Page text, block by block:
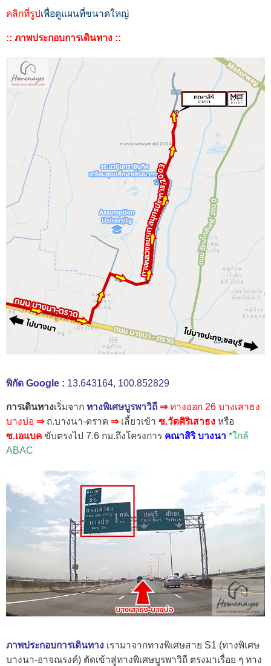
คลิกที่รูปเพื่อดูแผนที่ขนาดใหญ่
:: ภาพประกอบการเดินทาง ::
พิกัด Google : 13.643164, 100.852829
การเดินทางเริ่มจาก ทางพิเศษบูรพาวิถี ⇒ทางออก 26 บางเสาธง
บางบ่อ ⇒ ถ.บางนา-ตราด ⇒ เลี้ยวเข้า ซ.วัดศิริเสาธง หรือ
ซ.เอแบค ขับตรงไป 7.6 กม.ถึงโครงการ คณาสิริ บางนา *ใกล้
ABAC
ภาพประกอบการเดินทาง เรามาจากทางพิเศษสาย S1 (ทางพิเศษ
บางนา-อาจณรงค์) ตัดเข้าสู่ทางพิเศษบูรพาวิถี ตรงมาเรื่อย ๆ ทาง